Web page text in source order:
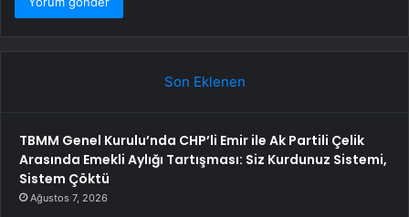
Son Eklenen
TBMM Genel Kurulu’nda CHP’li Emir ile Ak Partili Çelik
Arasında Emekli Aylığı Tartışması: Siz Kurdunuz Sistemi,
Sistem Çöktü
Ağustos 7, 2026